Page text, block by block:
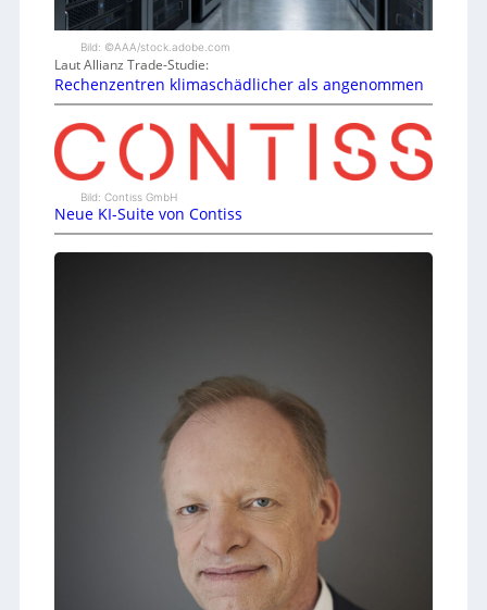
Bild: ©AAA/stock.adobe.com
Laut Allianz Trade-Studie:
Rechenzentren klimaschädlicher als angenommen
Bild: Contiss GmbH
Neue KI-Suite von Contiss